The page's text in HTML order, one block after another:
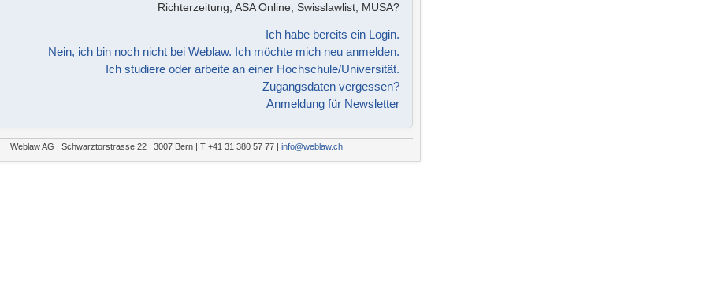
Richterzeitung, ASA Online, Swisslawlist, MUSA?
Ich habe bereits ein Login.
Nein, ich bin noch nicht bei Weblaw. Ich möchte mich neu anmelden.
Ich studiere oder arbeite an einer Hochschule/Universität.
Zugangsdaten vergessen?
Anmeldung für Newsletter
Weblaw AG | Schwarztorstrasse 22 | 3007 Bern | T +41 31 380 57 77 | info@weblaw.ch